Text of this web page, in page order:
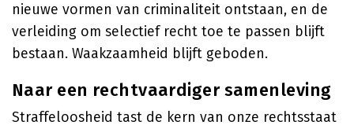
nieuwe vormen van criminaliteit ontstaan, en de
verleiding om selectief recht toe te passen blijft
bestaan. Waakzaamheid blijft geboden.
Naar een rechtvaardiger samenleving
Straffeloosheid tast de kern van onze rechtsstaat